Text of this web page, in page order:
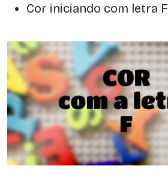
Cor iniciando com letra F